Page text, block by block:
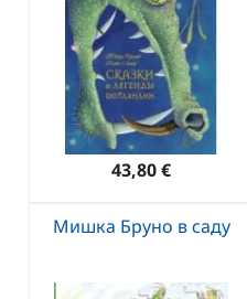
43,80 €
Мишка Бруно в саду